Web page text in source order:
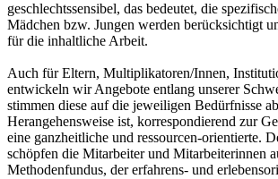
geschlechtssensibel, das bedeutet, die
Mädchen bzw. Jungen werden berücksichtigt
für die inhaltliche Arbeit.
Auch für Eltern, Multiplikatoren/Innen,
entwickeln wir Angebote entlang unserer
stimmen diese auf die jeweiligen Bedürfnisse
Herangehensweise ist, korrespondierend zur
eine ganzheitliche und ressourcen-orientierte.
schöpfen die Mitarbeiter und Mitarbeiterinnen
Methodenfundus, der erfahrens- und